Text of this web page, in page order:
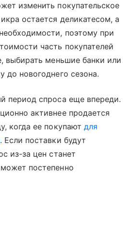
изменить покупательское
остается деликатесом, а
поэтому при
часть покупателей
выбирать меньшие банки или
до новогоднего сезона.
период спроса еще впереди.
активнее продается
когда ее покупают для
. Если поставки будут
из-за цен станет
постепенно